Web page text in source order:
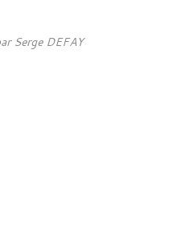
Serge DEFAY